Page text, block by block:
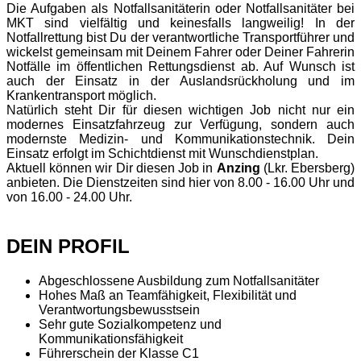
Die Aufgaben als Notfallsanitäterin oder Notfallsanitäter bei
MKT sind vielfältig und keinesfalls langweilig! In der
Notfallrettung bist Du der verantwortliche Transportführer und
wickelst gemeinsam mit Deinem Fahrer oder Deiner Fahrerin
Notfälle im öffentlichen Rettungsdienst ab. Auf Wunsch ist
auch der Einsatz in der Auslandsrückholung und im
Krankentransport möglich.
Natürlich steht Dir für diesen wichtigen Job nicht nur ein
modernes Einsatzfahrzeug zur Verfügung, sondern auch
modernste Medizin- und Kommunikationstechnik. Dein
Einsatz erfolgt im Schichtdienst mit Wunschdienstplan.
Aktuell können wir Dir diesen Job in Anzing (Lkr. Ebersberg)
anbieten. Die Dienstzeiten sind hier von 8.00 - 16.00 Uhr und
von 16.00 - 24.00 Uhr.
DEIN PROFIL
Abgeschlossene Ausbildung zum Notfallsanitäter
Hohes Maß an Teamfähigkeit, Flexibilität und
Verantwortungsbewusstsein
Sehr gute Sozialkompetenz und
Kommunikationsfähigkeit
Führerschein der Klasse C1